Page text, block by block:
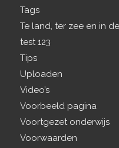
Tags
Te land, ter zee en in
test 123
Tips
Uploaden
Video’s
Voorbeeld pagina
Voortgezet onderwijs
Voorwaarden